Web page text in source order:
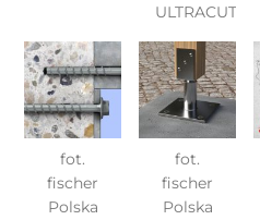
ULTRACUT
fot.
fischer
Polska
fot.
fischer
Polska